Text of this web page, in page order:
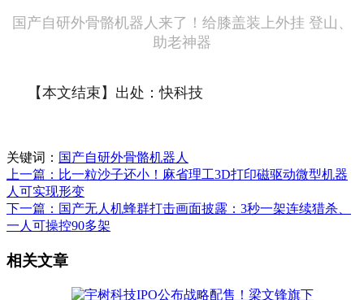
国产自研外骨骼机器人来了！给膝盖装上外挂 登山、
助老神器
【本文结束】出处：快科技
关键词： 国产自研外骨骼机器人
上一篇：比一粒沙子还小！麻省理工3D打印磁驱动微型机器
人可实现形变
下一篇：国产无人机蜂群打击画面披露：3秒一架连续猎杀、
一人可操控90多架
相关文章